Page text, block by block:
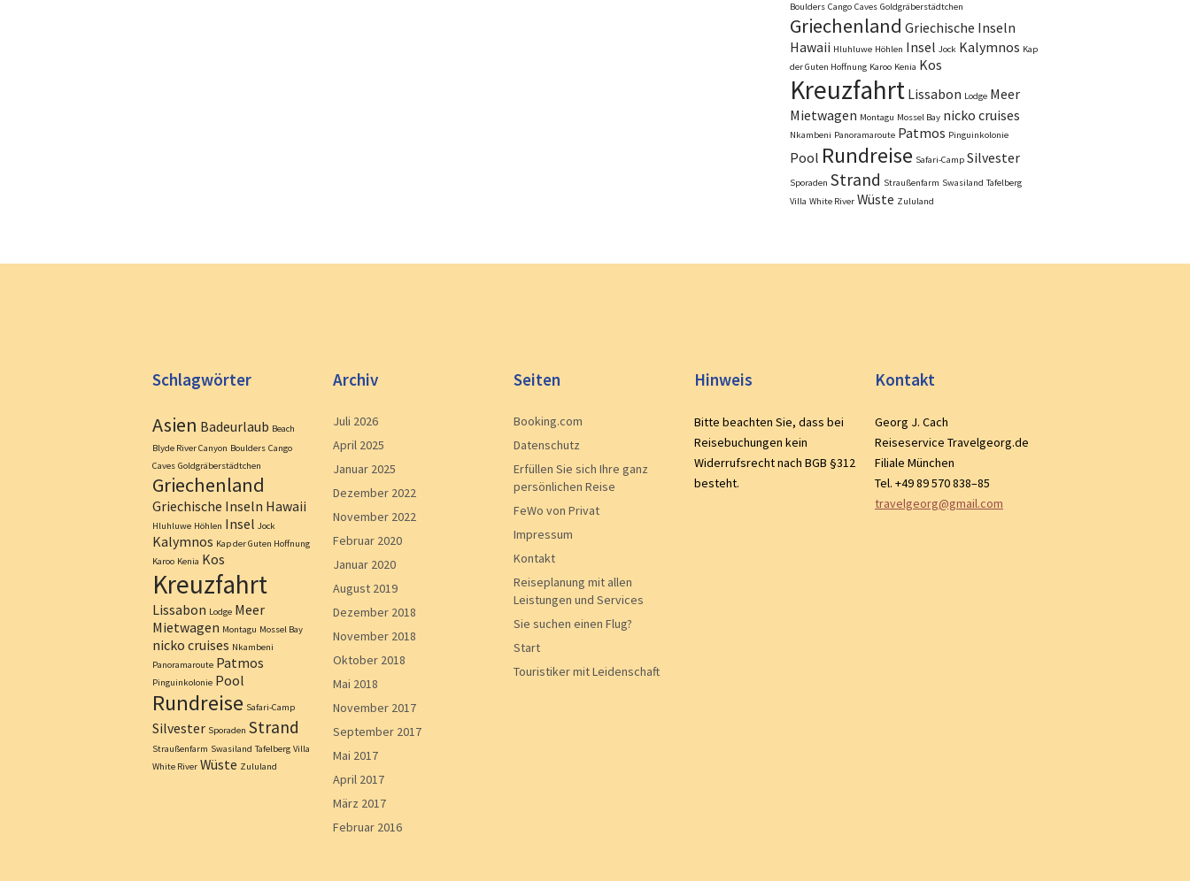
Boulders Cango Caves Goldgräberstädtchen
Griechenland Griechische Inseln
Hawaii Hluhluwe Höhlen Insel Jock Kalymnos Kap
der Guten Hoffnung Karoo Kenia Kos
Kreuzfahrt Lissabon Lodge Meer
Mietwagen Montagu Mossel Bay nicko cruises
Nkambeni Panoramaroute Patmos Pinguinkolonie
Pool Rundreise Safari-Camp Silvester
Sporaden Strand Straußenfarm Swasiland Tafelberg
Villa White River Wüste Zululand
Schlagwörter
Asien Badeurlaub Beach
Blyde River Canyon Boulders Cango
Caves Goldgräberstädtchen
Griechenland
Griechische Inseln Hawaii
Hluhluwe Höhlen Insel Jock
Kalymnos Kap der Guten Hoffnung
Karoo Kenia Kos
Kreuzfahrt
Lissabon Lodge Meer
Mietwagen Montagu Mossel Bay
nicko cruises Nkambeni
Panoramaroute Patmos
Pinguinkolonie Pool
Rundreise Safari-Camp
Silvester Sporaden Strand
Straußenfarm Swasiland Tafelberg Villa
White River Wüste Zululand
Archiv
Juli 2026
April 2025
Januar 2025
Dezember 2022
November 2022
Februar 2020
Januar 2020
August 2019
Dezember 2018
November 2018
Oktober 2018
Mai 2018
November 2017
September 2017
Mai 2017
April 2017
März 2017
Februar 2016
Seiten
Booking.com
Datenschutz
Erfüllen Sie sich Ihre ganz
persönlichen Reise
FeWo von Privat
Impressum
Kontakt
Reiseplanung mit allen
Leistungen und Services
Sie suchen einen Flug?
Start
Touristiker mit Leidenschaft
Hinweis
Bitte beachten Sie, dass bei
Reisebuchungen kein
Widerrufsrecht nach BGB §312
besteht.
Kontakt
Georg J. Cach
Reiseservice Travelgeorg.de
Filiale München
Tel. +49 89 570 838–85
travelgeorg@gmail.com